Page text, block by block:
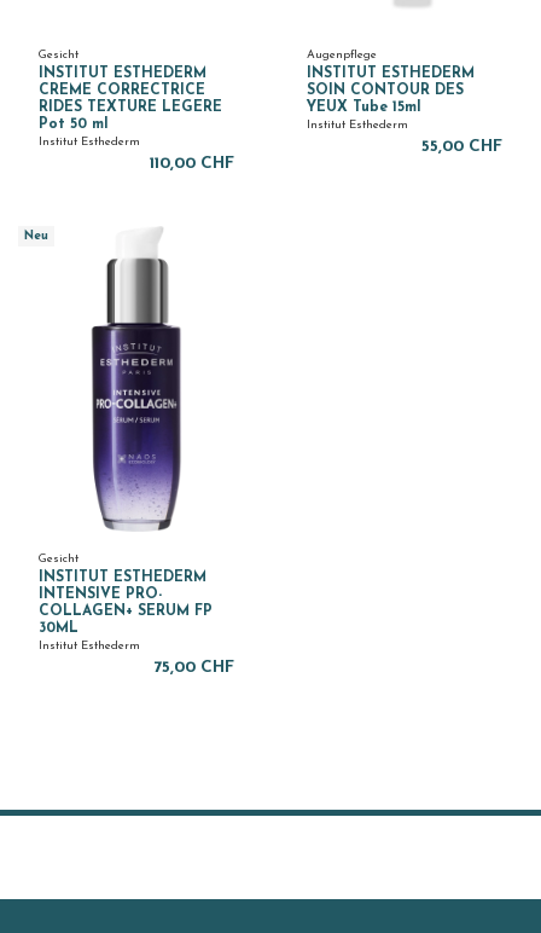
Gesicht
INSTITUT ESTHEDERM
CREME CORRECTRICE
RIDES TEXTURE LEGERE
Pot 50 ml
Institut Esthederm
110,00 CHF
Augenpflege
INSTITUT ESTHEDERM
SOIN CONTOUR DES
YEUX Tube 15ml
Institut Esthederm
55,00 CHF
Neu
Gesicht
INSTITUT ESTHEDERM
INTENSIVE PRO-
COLLAGEN+ SERUM FP
30ML
Institut Esthederm
75,00 CHF